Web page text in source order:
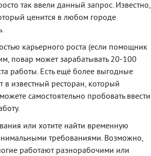
так ввели данный запрос. Известно,
ценится в любом городе.
карьерного роста (если помощник
повар может зарабатывать 20-100
работы. Есть ещё более выгодные
известный ресторан, который
самостоятельно пробовать ввести
или хотите найти временную
требованиями. Возможно,
работают разнорабочими или